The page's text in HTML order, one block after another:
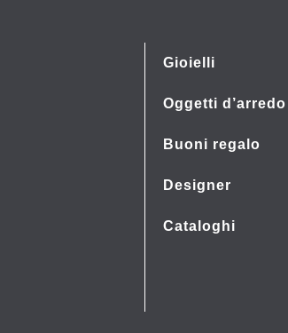
Gioielli
Oggetti d’arredo
Buoni regalo
Designer
Cataloghi